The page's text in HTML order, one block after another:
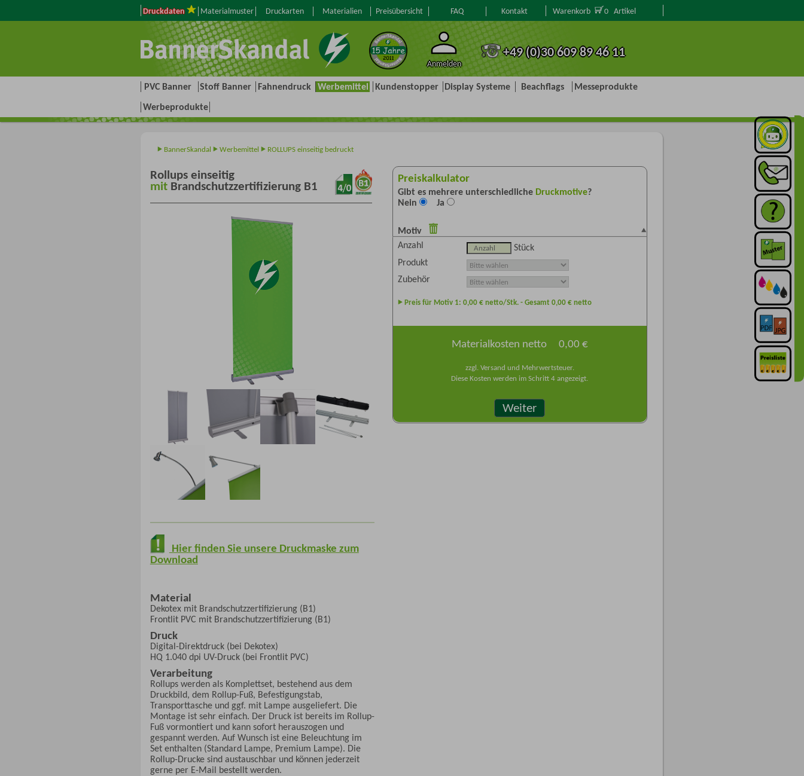
Druckdaten Materialmuster Druckarten Materialien Preisübersicht FAQ Kontakt Warenkorb 0 Artikel
Anmelden
+49 (0)30 609 89 46 11
PVC Banner Stoff Banner Fahnendruck Werbemittel Kundenstopper Display Systeme Beachflags
Messeprodukte
Werbeprodukte
BannerSkandal Werbemittel ROLLUPS einseitig bedruckt
Rollups einseitig
mitBrandschutzzertifizierung B1
Hier finden Sie unsere Druckmaske zum
Download
Material
Dekotex mit Brandschutzzertifizierung (B1)
Frontlit PVC mit Brandschutzzertifizierung (B1)
Druck
Digital-Direktdruck (bei Dekotex)
HQ 1.040 dpi UV-Druck (bei Frontlit PVC)
Verarbeitung
Rollups werden als Komplettset, bestehend aus dem
Druckbild, dem Rollup-Fuß, Befestigungstab,
Transporttasche und ggf. mit Lampe ausgeliefert. Die
Montage ist sehr einfach. Der Druck ist bereits im Rollup-
Fuß vormontiert und kann sofort herauszogen und
gespannt werden. Auf Wunsch ist eine Beleuchtung im
Set enthalten (Standard Lampe, Premium Lampe). Die
Rollup-Drucke sind austauschbar und können jederzeit
gerne per E-Mail bestellt werden.
Preiskalkulator
Gibt es mehrere unterschiedliche Druckmotive?
Nein
Ja
Motiv
Anzahl
Stück
Produkt
Zubehör
Preis für Motiv 1: 0,00€ netto/Stk. - Gesamt 0,00€ netto
Materialkosten netto 0,00 €
zzgl. Versand und Mehrwertsteuer.
Diese Kosten werden im Schritt 4 angezeigt.
Weiter